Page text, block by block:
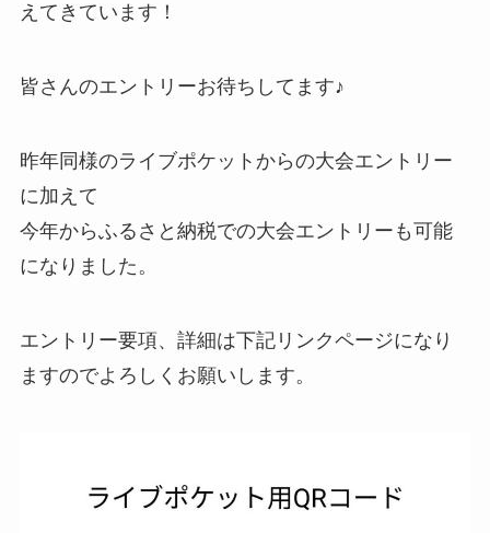
えてきています！
皆さんのエントリーお待ちしてます♪
昨年同様のライブポケットからの大会エントリー
に加えて
今年からふるさと納税での大会エントリーも可能
になりました。
エントリー要項、詳細は下記リンクページになり
ますのでよろしくお願いします。